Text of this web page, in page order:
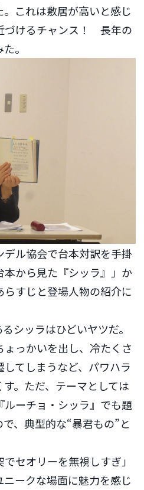
これは敷居が高いと感じ
づけるチャンス！ 長年の
。
デル協会で台本対訳を手掛
から見た『シッラ』」か
すじと登場人物の紹介に
シッラはひどいヤツだ。
っかいを出し、冷たくさ
てしまうなど、パワハラ
。ただ、テーマとしては
ーチョ・シッラ』でも題
、典型的な“暴君もの”と
セオリーを無視しすぎ」
ークな場面に魅力を感じ